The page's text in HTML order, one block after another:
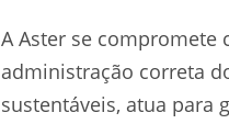
A Aster se compromete
administração correta
sustentáveis, atua para